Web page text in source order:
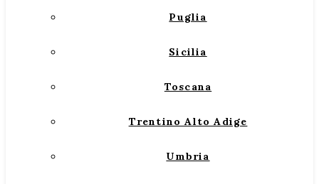
Puglia
Sicilia
Toscana
Trentino Alto Adige
Umbria